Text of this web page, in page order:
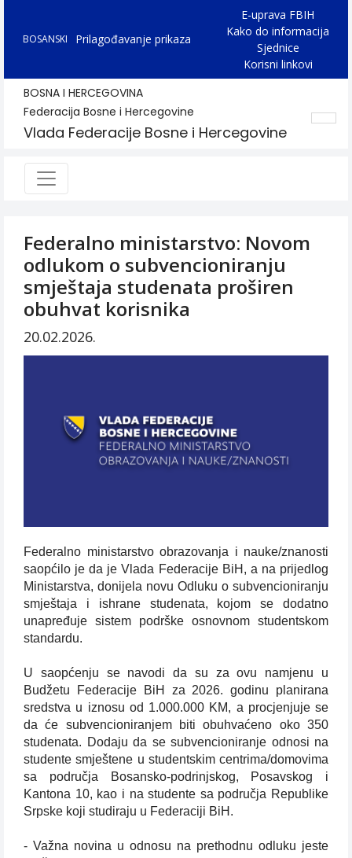
BOSANSKI Prilagođavanje prikaza
E-uprava FBIH
Kako do informacija
Sjednice
Korisni linkovi
BOSNA I HERCEGOVINA
Federacija Bosne i Hercegovine
Vlada Federacije Bosne i Hercegovine
Federalno ministarstvo: Novom
odlukom o subvencioniranju
smještaja studenata proširen
obuhvat korisnika
20.02.2026.
Federalno ministarstvo obrazovanja i nauke/znanosti
saopćilo je da je Vlada Federacije BiH, a na prijedlog
Ministarstva, donijela novu Odluku o subvencioniranju
smještaja i ishrane studenata, kojom se dodatno
unapređuje sistem podrške osnovnom studentskom
standardu.
U saopćenju se navodi da su za ovu namjenu u
Budžetu Federacije BiH za 2026. godinu planirana
sredstva u iznosu od 1.000.000 KM, a procjenjuje se
da će subvencioniranjem biti obuhvaćeno oko 350
studenata. Dodaju da se subvencioniranje odnosi na
studente smještene u studentskim centrima/domovima
sa područja Bosansko-podrinjskog, Posavskog i
Kantona 10, kao i na studente sa područja Republike
Srpske koji studiraju u Federaciji BiH.
- Važna novina u odnosu na prethodnu odluku jeste